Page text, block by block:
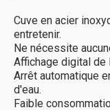
Cuve en acier
entretenir.
Ne nécessite
Affichage digital de
Arrêt automatique
d'eau.
Faible